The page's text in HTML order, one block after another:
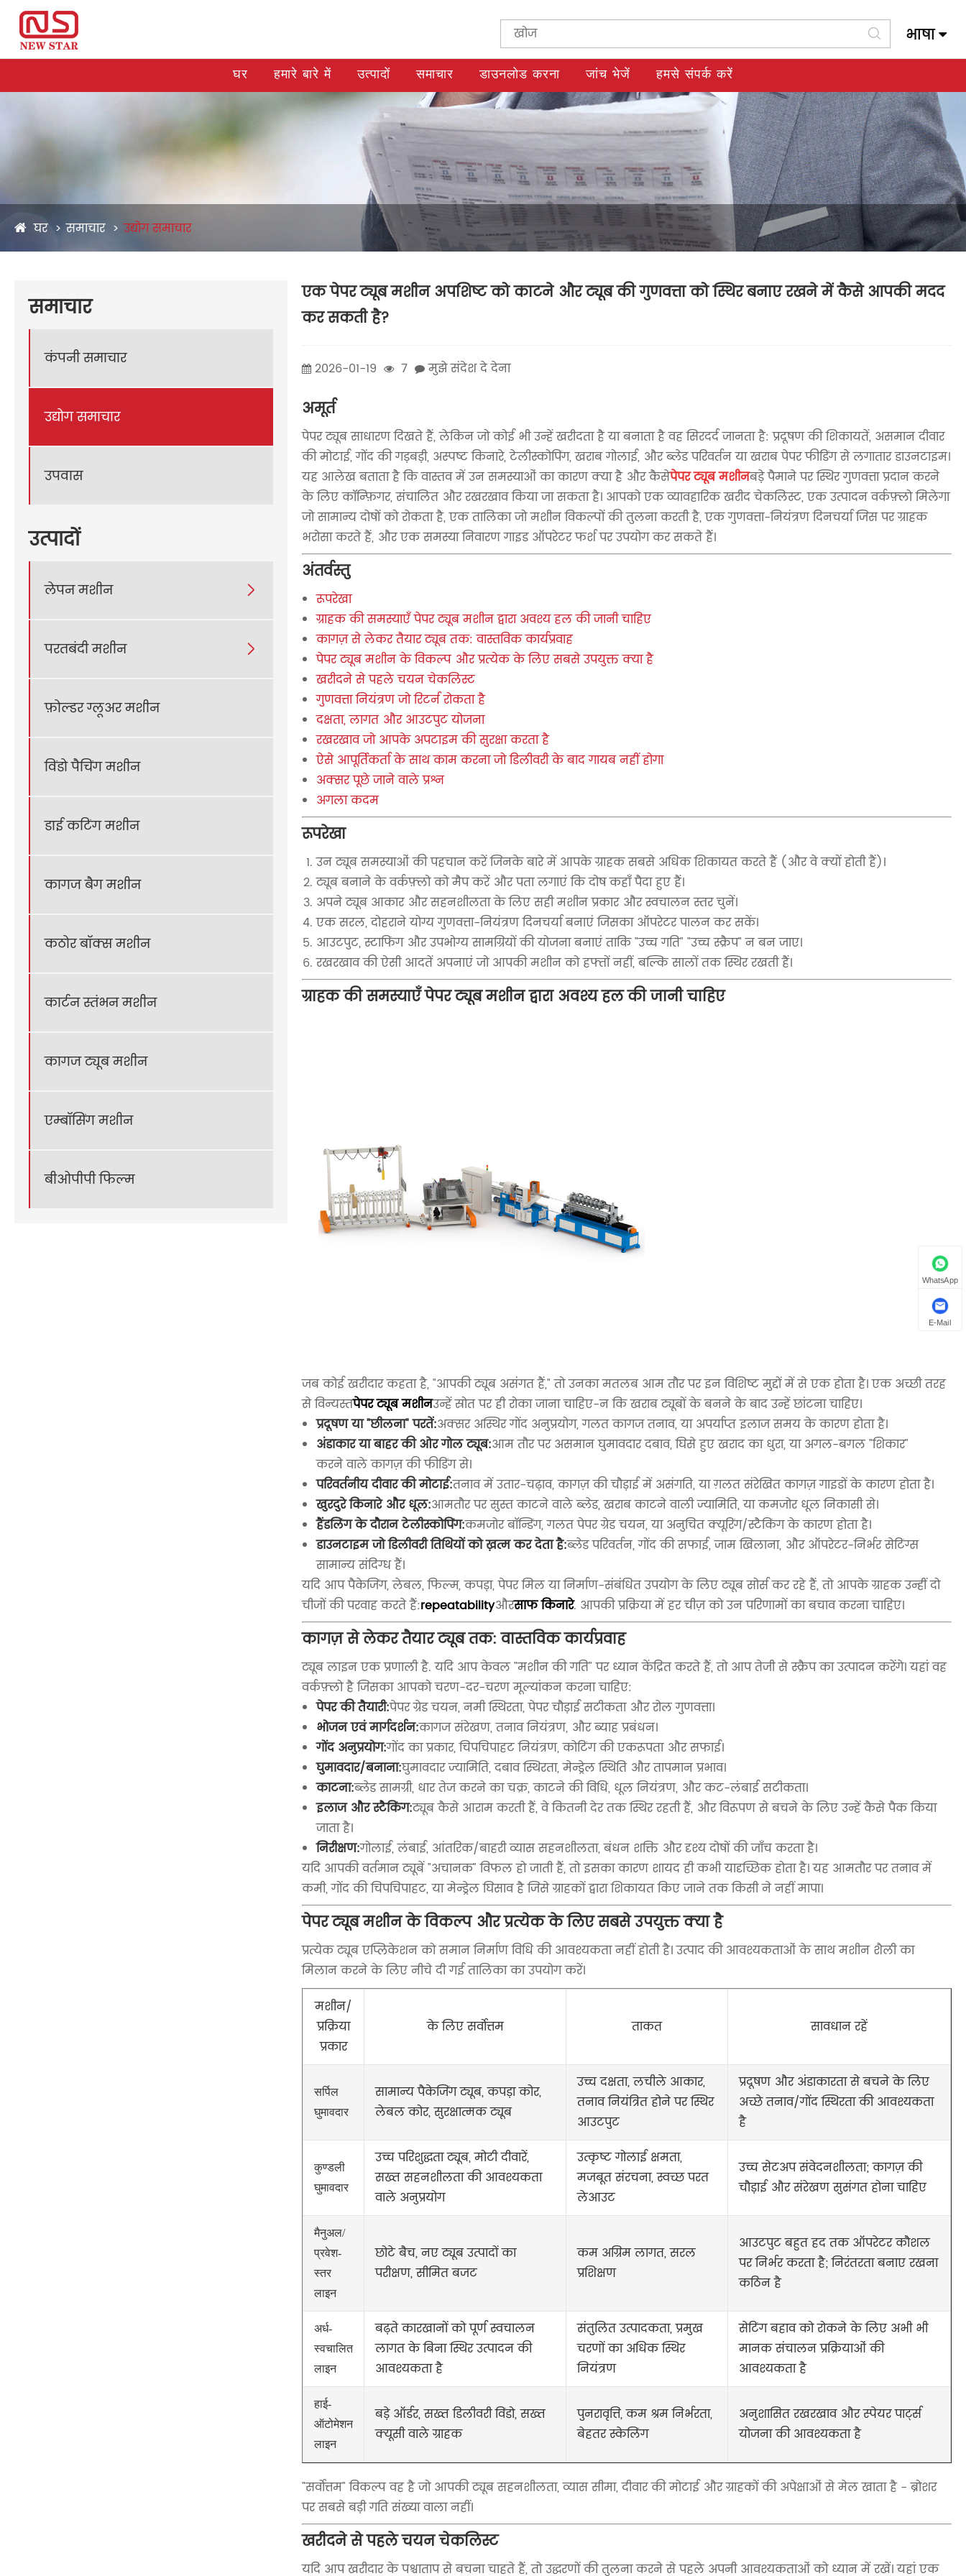
भाषा
घर हमारे बारे में उत्पादों समाचार डाउनलोड करना जांच भेजें हमसे संपर्क करें
घर समाचार उद्योग समाचार
समाचार
कंपनी समाचार
उद्योग समाचार
उपवास
उत्पादों
लेपन मशीन 
परतबंदी मशीन 
फ़ोल्डर ग्लूअर मशीन
विंडो पैचिंग मशीन
डाई कटिंग मशीन
कागज बैग मशीन
कठोर बॉक्स मशीन
कार्टन स्तंभन मशीन
कागज ट्यूब मशीन
एम्बॉसिंग मशीन
बीओपीपी फिल्म
एक पेपर ट्यूब मशीन अपशिष्ट को काटने और ट्यूब की गुणवत्ता को स्थिर बनाए रखने में कैसे आपकी मदद
कर सकती है?
2026-01-19 7 मुझे संदेश दे देना
अमूर्त
पेपर ट्यूब साधारण दिखते हैं, लेकिन जो कोई भी उन्हें खरीदता है या बनाता है वह सिरदर्द जानता है: प्रदूषण की शिकायतें, असमान दीवार
की मोटाई, गोंद की गड़बड़ी, अस्पष्ट किनारे, टेलीस्कोपिंग, खराब गोलाई, और ब्लेड परिवर्तन या खराब पेपर फीडिंग से लगातार डाउनटाइम।
यह आलेख बताता है कि वास्तव में उन समस्याओं का कारण क्या है और कैसेपेपर ट्यूब मशीनबड़े पैमाने पर स्थिर गुणवत्ता प्रदान करने
के लिए कॉन्फ़िगर, संचालित और रखरखाव किया जा सकता है। आपको एक व्यावहारिक खरीद चेकलिस्ट, एक उत्पादन वर्कफ़्लो मिलेगा
जो सामान्य दोषों को रोकता है, एक तालिका जो मशीन विकल्पों की तुलना करती है, एक गुणवत्ता-नियंत्रण दिनचर्या जिस पर ग्राहक
भरोसा करते हैं, और एक समस्या निवारण गाइड ऑपरेटर फर्श पर उपयोग कर सकते हैं।
अंतर्वस्तु
रूपरेखा
ग्राहक की समस्याएँ पेपर ट्यूब मशीन द्वारा अवश्य हल की जानी चाहिए
कागज़ से लेकर तैयार ट्यूब तक: वास्तविक कार्यप्रवाह
पेपर ट्यूब मशीन के विकल्प और प्रत्येक के लिए सबसे उपयुक्त क्या है
खरीदने से पहले चयन चेकलिस्ट
गुणवत्ता नियंत्रण जो रिटर्न रोकता है
दक्षता, लागत और आउटपुट योजना
रखरखाव जो आपके अपटाइम की सुरक्षा करता है
ऐसे आपूर्तिकर्ता के साथ काम करना जो डिलीवरी के बाद गायब नहीं होगा
अक्सर पूछे जाने वाले प्रश्न
अगला कदम
रूपरेखा
उन ट्यूब समस्याओं की पहचान करें जिनके बारे में आपके ग्राहक सबसे अधिक शिकायत करते हैं (और वे क्यों होती हैं)।
ट्यूब बनाने के वर्कफ़्लो को मैप करें और पता लगाएं कि दोष कहाँ पैदा हुए हैं।
अपने ट्यूब आकार और सहनशीलता के लिए सही मशीन प्रकार और स्वचालन स्तर चुनें।
एक सरल, दोहराने योग्य गुणवत्ता-नियंत्रण दिनचर्या बनाएं जिसका ऑपरेटर पालन कर सकें।
आउटपुट, स्टाफिंग और उपभोग्य सामग्रियों की योजना बनाएं ताकि "उच्च गति" "उच्च स्क्रैप" न बन जाए।
रखरखाव की ऐसी आदतें अपनाएं जो आपकी मशीन को हफ्तों नहीं, बल्कि सालों तक स्थिर रखती हैं।
ग्राहक की समस्याएँ पेपर ट्यूब मशीन द्वारा अवश्य हल की जानी चाहिए
जब कोई खरीदार कहता है, "आपकी ट्यूब असंगत हैं," तो उनका मतलब आम तौर पर इन विशिष्ट मुद्दों में से एक होता है। एक अच्छी तरह
से विन्यस्तपेपर ट्यूब मशीनउन्हें स्रोत पर ही रोका जाना चाहिए-न कि खराब ट्यूबों के बनने के बाद उन्हें छांटना चाहिए।
प्रदूषण या "छीलना" परतें:अक्सर अस्थिर गोंद अनुप्रयोग, गलत कागज तनाव, या अपर्याप्त इलाज समय के कारण होता है।
अंडाकार या बाहर की ओर गोल ट्यूब:आम तौर पर असमान घुमावदार दबाव, घिसे हुए खराद का धुरा, या अगल-बगल "शिकार"
करने वाले कागज़ की फीडिंग से।
परिवर्तनीय दीवार की मोटाई:तनाव में उतार-चढ़ाव, कागज़ की चौड़ाई में असंगति, या ग़लत संरेखित कागज़ गाइडों के कारण होता है।
खुरदुरे किनारे और धूल:आमतौर पर सुस्त काटने वाले ब्लेड, खराब काटने वाली ज्यामिति, या कमजोर धूल निकासी से।
हैंडलिंग के दौरान टेलीस्कोपिंग:कमजोर बॉन्डिंग, गलत पेपर ग्रेड चयन, या अनुचित क्यूरिंग/स्टैकिंग के कारण होता है।
डाउनटाइम जो डिलीवरी तिथियों को ख़त्म कर देता है:ब्लेड परिवर्तन, गोंद की सफाई, जाम खिलाना, और ऑपरेटर-निर्भर सेटिंग्स
सामान्य संदिग्ध हैं।
यदि आप पैकेजिंग, लेबल, फिल्म, कपड़ा, पेपर मिल या निर्माण-संबंधित उपयोग के लिए ट्यूब सोर्स कर रहे हैं, तो आपके ग्राहक उन्हीं दो
चीजों की परवाह करते हैं:repeatabilityऔरसाफ किनारे. आपकी प्रक्रिया में हर चीज़ को उन परिणामों का बचाव करना चाहिए।
कागज़ से लेकर तैयार ट्यूब तक: वास्तविक कार्यप्रवाह
ट्यूब लाइन एक प्रणाली है. यदि आप केवल "मशीन की गति" पर ध्यान केंद्रित करते हैं, तो आप तेजी से स्क्रैप का उत्पादन करेंगे। यहां वह
वर्कफ़्लो है जिसका आपको चरण-दर-चरण मूल्यांकन करना चाहिए:
पेपर की तैयारी:पेपर ग्रेड चयन, नमी स्थिरता, पेपर चौड़ाई सटीकता और रोल गुणवत्ता।
भोजन एवं मार्गदर्शन:कागज संरेखण, तनाव नियंत्रण, और ब्याह प्रबंधन।
गोंद अनुप्रयोग:गोंद का प्रकार, चिपचिपाहट नियंत्रण, कोटिंग की एकरूपता और सफाई।
घुमावदार/बनाना:घुमावदार ज्यामिति, दबाव स्थिरता, मेन्ड्रेल स्थिति और तापमान प्रभाव।
काटना:ब्लेड सामग्री, धार तेज करने का चक्र, काटने की विधि, धूल नियंत्रण, और कट-लंबाई सटीकता।
इलाज और स्टैकिंग:ट्यूब कैसे आराम करती हैं, वे कितनी देर तक स्थिर रहती हैं, और विरूपण से बचने के लिए उन्हें कैसे पैक किया
जाता है।
निरीक्षण:गोलाई, लंबाई, आंतरिक/बाहरी व्यास सहनशीलता, बंधन शक्ति और दृश्य दोषों की जाँच करता है।
यदि आपकी वर्तमान ट्यूबें "अचानक" विफल हो जाती हैं, तो इसका कारण शायद ही कभी यादृच्छिक होता है। यह आमतौर पर तनाव में
कमी, गोंद की चिपचिपाहट, या मेन्ड्रेल घिसाव है जिसे ग्राहकों द्वारा शिकायत किए जाने तक किसी ने नहीं मापा।
पेपर ट्यूब मशीन के विकल्प और प्रत्येक के लिए सबसे उपयुक्त क्या है
प्रत्येक ट्यूब एप्लिकेशन को समान निर्माण विधि की आवश्यकता नहीं होती है। उत्पाद की आवश्यकताओं के साथ मशीन शैली का
मिलान करने के लिए नीचे दी गई तालिका का उपयोग करें।
मशीन/
प्रक्रिया
प्रकार
के लिए सर्वोत्तम ताकत सावधान रहें
सर्पिल
घुमावदार
सामान्य पैकेजिंग ट्यूब, कपड़ा कोर,
लेबल कोर, सुरक्षात्मक ट्यूब
उच्च दक्षता, लचीले आकार,
तनाव नियंत्रित होने पर स्थिर
आउटपुट
प्रदूषण और अंडाकारता से बचने के लिए
अच्छे तनाव/गोंद स्थिरता की आवश्यकता
है
कुण्डली
घुमावदार
उच्च परिशुद्धता ट्यूब, मोटी दीवारें,
सख्त सहनशीलता की आवश्यकता
वाले अनुप्रयोग
उत्कृष्ट गोलाई क्षमता,
मजबूत संरचना, स्वच्छ परत
लेआउट
उच्च सेटअप संवेदनशीलता; कागज़ की
चौड़ाई और संरेखण सुसंगत होना चाहिए
मैनुअल/
प्रवेश-
स्तर
लाइन
छोटे बैच, नए ट्यूब उत्पादों का
परीक्षण, सीमित बजट
कम अग्रिम लागत, सरल
प्रशिक्षण
आउटपुट बहुत हद तक ऑपरेटर कौशल
पर निर्भर करता है; निरंतरता बनाए रखना
कठिन है
अर्ध-
स्वचालित
लाइन
बढ़ते कारखानों को पूर्ण स्वचालन
लागत के बिना स्थिर उत्पादन की
आवश्यकता है
संतुलित उत्पादकता, प्रमुख
चरणों का अधिक स्थिर
नियंत्रण
सेटिंग बहाव को रोकने के लिए अभी भी
मानक संचालन प्रक्रियाओं की
आवश्यकता है
हाई-
ऑटोमेशन
लाइन
बड़े ऑर्डर, सख्त डिलीवरी विंडो, सख्त
क्यूसी वाले ग्राहक
पुनरावृत्ति, कम श्रम निर्भरता,
बेहतर स्केलिंग
अनुशासित रखरखाव और स्पेयर पार्ट्स
योजना की आवश्यकता है
"सर्वोत्तम" विकल्प वह है जो आपकी ट्यूब सहनशीलता, व्यास सीमा, दीवार की मोटाई और ग्राहकों की अपेक्षाओं से मेल खाता है - ब्रोशर
पर सबसे बड़ी गति संख्या वाला नहीं।
खरीदने से पहले चयन चेकलिस्ट
यदि आप खरीदार के पश्चाताप से बचना चाहते हैं, तो उद्धरणों की तुलना करने से पहले अपनी आवश्यकताओं को ध्यान में रखें। यहां एक
WhatsApp
E-Mail